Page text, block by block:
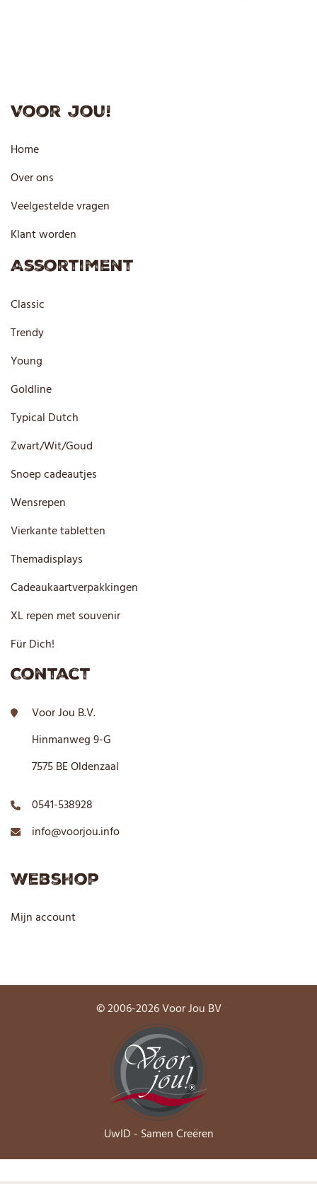
Voor jou!
Home
Over ons
Veelgestelde vragen
Klant worden
Assortiment
Classic
Trendy
Young
Goldline
Typical Dutch
Zwart/Wit/Goud
Snoep cadeautjes
Wensrepen
Vierkante tabletten
Themadisplays
Cadeaukaartverpakkingen
XL repen met souvenir
Für Dich!
Contact
Voor Jou B.V.
Hinmanweg 9-G
7575 BE Oldenzaal
0541-538928
info@voorjou.info
Webshop
Mijn account
© 2006-2026 Voor Jou BV
UwID - Samen Creëren